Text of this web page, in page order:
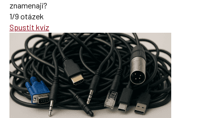
znamenají?
1/9 otázek
Spustit kvíz